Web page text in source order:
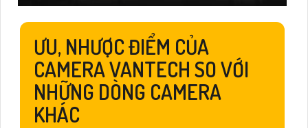
ƯU, NHƯỢC ĐIỂM CỦA
CAMERA VANTECH SO VỚI
NHỮNG DÒNG CAMERA
KHÁC